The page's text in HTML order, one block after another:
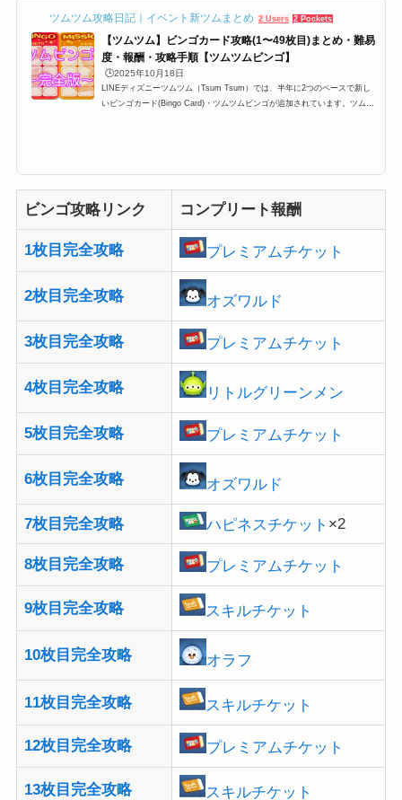
ツムツム攻略日記｜イベント新ツムまとめ 2 Users 2 Pockets
【ツムツム】ビンゴカード攻略(1〜49枚目)まとめ・難易
度・報酬・攻略手順【ツムツムビンゴ】
🕒️2025年10月18日
LINEディズニーツムツム（Tsum Tsum）では、半年に2つのペースで新し
いビンゴカード(Bingo Card)・ツムツムビンゴが追加されています。ツムツ
ビンゴ攻略リンク コンプリート報酬
1枚目完全攻略 プレミアムチケット
2枚目完全攻略 オズワルド
3枚目完全攻略 プレミアムチケット
4枚目完全攻略 リトルグリーンメン
5枚目完全攻略 プレミアムチケット
6枚目完全攻略 オズワルド
7枚目完全攻略 ハピネスチケット ×2
8枚目完全攻略 プレミアムチケット
9枚目完全攻略 スキルチケット
10枚目完全攻略 オラフ
11枚目完全攻略 スキルチケット
12枚目完全攻略 プレミアムチケット
13枚目完全攻略 スキルチケット